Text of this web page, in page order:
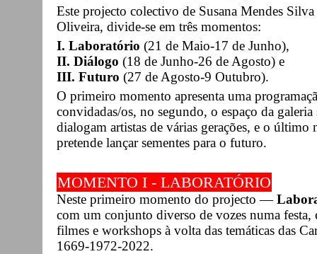
Este projecto colectivo de Susana Mendes
Oliveira, divide-se em três momentos:
I. Laboratório (21 de Maio-17 de Junho),
II. Diálogo (18 de Junho-26 de Agosto) e
III. Futuro (27 de Agosto-9 Outubro).
O primeiro momento apresenta uma
convidadas/os, no segundo, o espaço da
dialogam artistas de várias gerações, e o
pretende lançar sementes para o futuro.
MOMENTO I - LABORATÓRIO
Neste primeiro momento do projecto —
com um conjunto diverso de vozes numa festa,
filmes e workshops à volta das temáticas das
1669-1972-2022.